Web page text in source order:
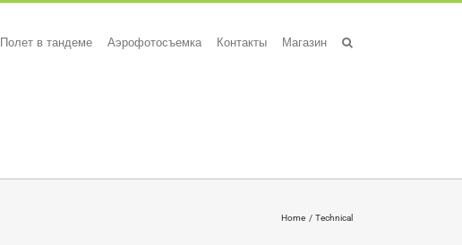
Полет в тандеме Аэрофотосъемка Контакты Магазин
Home Technical